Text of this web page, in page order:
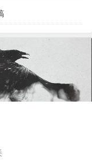
静，只有钢琴在演奏
，听的过程中有种“黎
前的黑暗”。58s…